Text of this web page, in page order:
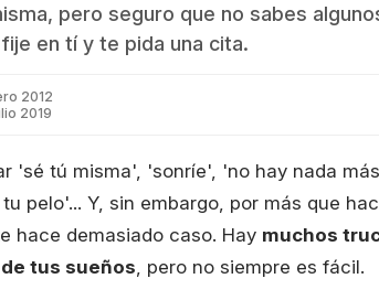
pero seguro que no sabes
en tí y te pida una cita.
2012
2019
'sé tú misma', 'sonríe', 'no hay nada
pelo'... Y, sin embargo, por más que
hace demasiado caso. Hay muchos
de tus sueños , pero no siempre es fácil.